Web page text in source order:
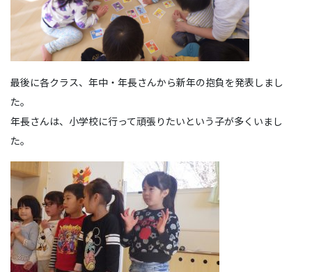
最後に各クラス、年中・年長さんから新年の抱負を発表しまし
た。
年長さんは、小学校に行って頑張りたいという子が多くいまし
た。